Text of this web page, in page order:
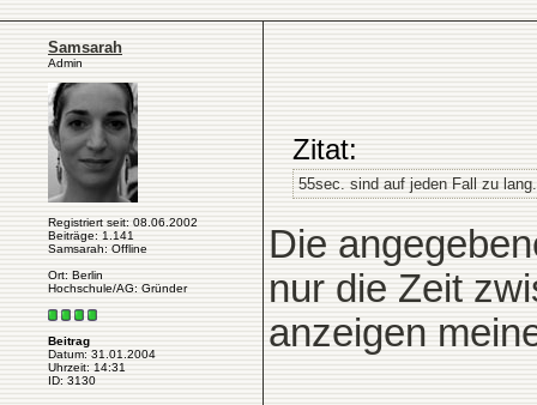
Samsarah
Admin
Registriert seit: 08.06.2002
Beiträge: 1.141
Samsarah: Offline
Ort: Berlin
Hochschule/AG: Gründer
Beitrag
Datum: 31.01.2004
Uhrzeit: 14:31
ID: 3130
Zitat:
55sec. sind auf jeden Fall zu
Die
nur die Zeit
anzeigen